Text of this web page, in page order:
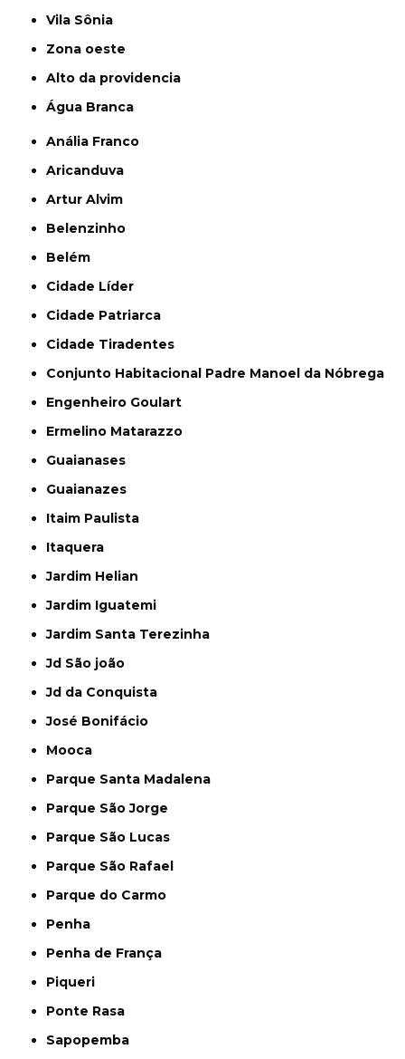
Vila Sônia
Zona oeste
alto da providencia
Água Branca
Anália Franco
Aricanduva
Artur Alvim
Belenzinho
Belém
Cidade Líder
Cidade Patriarca
Cidade Tiradentes
Conjunto Habitacional Padre Manoel da Nóbrega
Engenheiro Goulart
Ermelino Matarazzo
Guaianases
Guaianazes
Itaim Paulista
Itaquera
Jardim Helian
Jardim Iguatemi
Jardim Santa Terezinha
Jd São joão
Jd da Conquista
José Bonifácio
Mooca
Parque Santa Madalena
Parque São Jorge
Parque São Lucas
Parque São Rafael
Parque do Carmo
Penha
Penha de França
Piqueri
Ponte Rasa
Sapopemba